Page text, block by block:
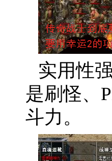
实用性
是刷怪、
斗力。